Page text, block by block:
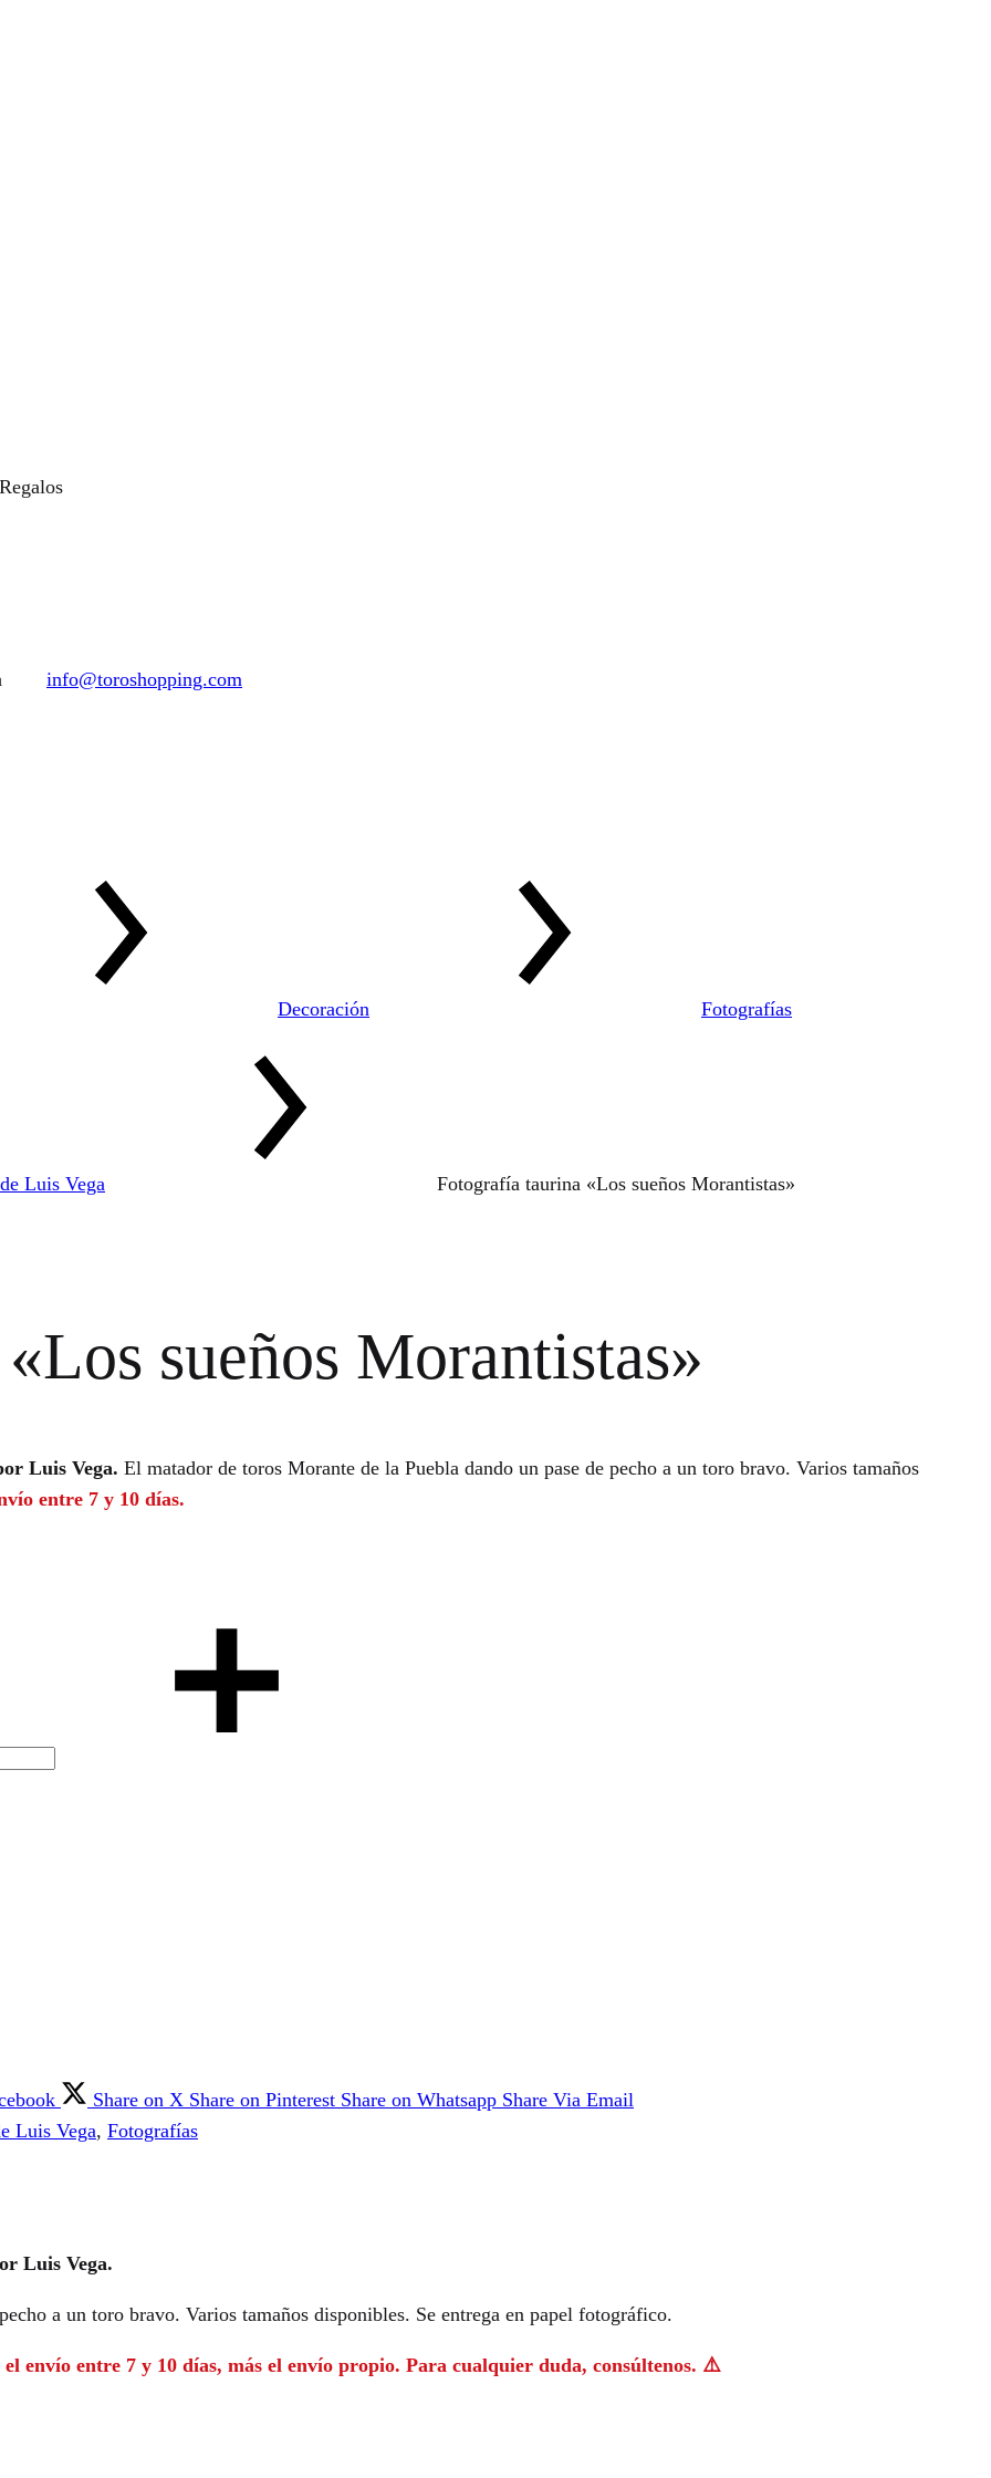
info@toroshopping.com
Decoración Fotografías
Luis Vega
Fotografía taurina «Los sueños Morantistas»
sueños Morantistas»
Luis Vega. El matador de toros Morante de la Puebla dando un pase de pecho a un toro bravo. Varios tamaños
entre 7 y 10 días.
Share on X Share on Pinterest Share on Whatsapp Share Via Email
Luis Vega, Fotografías
Luis Vega.
a un toro bravo. Varios tamaños disponibles. Se entrega en papel fotográfico.
envío entre 7 y 10 días, más el envío propio. Para cualquier duda, consúltenos. ⚠️